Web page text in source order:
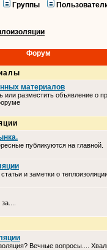
Группы
Форум
материалов
или разместить объявление о
публикуются на главной.
и заметки о
Вечные вопросы....